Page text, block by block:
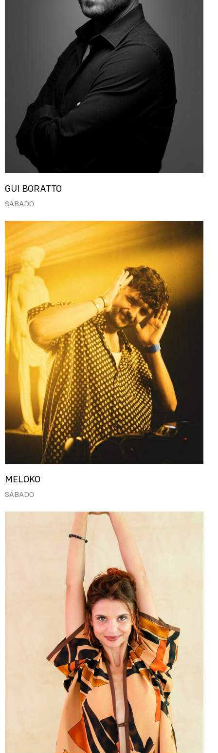
GUI BORATTO
SÁBADO
MELOKO
SÁBADO